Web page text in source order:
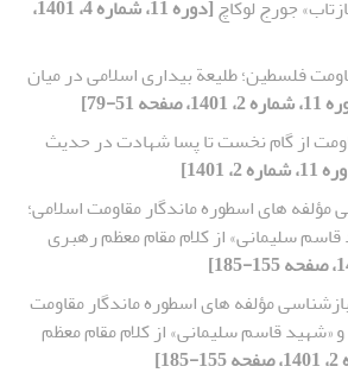
جورج لوکاچ
[دوره 11، شماره 4، 1401،
فلسطین؛ طلیعة بیداری اسلامی در میان
صفحه 51-79]
از گام نخست تا پسا شهادت در حدیث
2، 1401]
مؤلفه های اسطوره ماندگار مقاومت اسلامی؛
سلیمانی» از کلام مقام معظم رهبری
مؤلفه های اسطوره ماندگار مقاومت
«شهید قاسم سلیمانی» از کلام مقام معظم